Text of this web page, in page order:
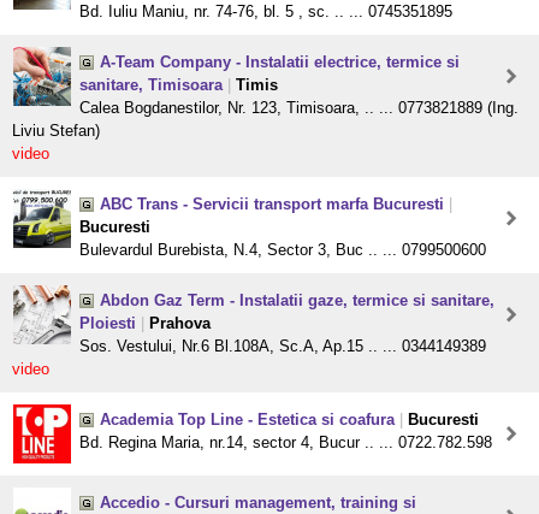
Bd. Iuliu Maniu, nr. 74-76, bl. 5 , sc. .. ... 0745351895
A-Team Company - Instalatii electrice, termice si
sanitare, Timisoara
Timis
Calea Bogdanestilor, Nr. 123, Timisoara, .. ... 0773821889 (Ing.
Liviu Stefan)
video
ABC Trans - Servicii transport marfa Bucuresti
Bucuresti
Bulevardul Burebista, N.4, Sector 3, Buc .. ... 0799500600
Abdon Gaz Term - Instalatii gaze, termice si sanitare,
Ploiesti
Prahova
Sos. Vestului, Nr.6 Bl.108A, Sc.A, Ap.15 .. ... 0344149389
video
Academia Top Line - Estetica si coafura
Bucuresti
Bd. Regina Maria, nr.14, sector 4, Bucur .. ... 0722.782.598
Accedio - Cursuri management, training si